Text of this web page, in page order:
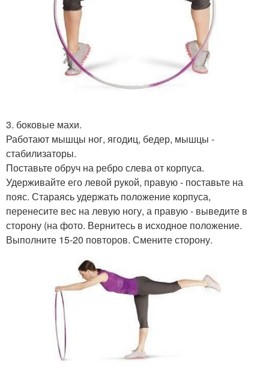
3. боковые махи.
Работают мышцы ног, ягодиц, бедер, мышцы -
стабилизаторы.
Поставьте обруч на ребро слева от корпуса.
Удерживайте его левой рукой, правую - поставьте на
пояс. Стараясь удержать положение корпуса,
перенесите вес на левую ногу, а правую - выведите в
сторону (на фото. Вернитесь в исходное положение.
Выполните 15-20 повторов. Смените сторону.